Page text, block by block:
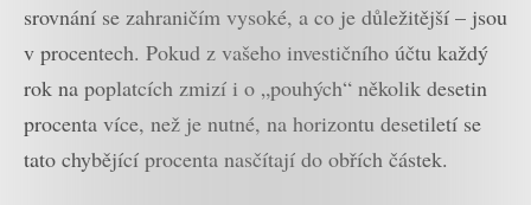
srovnání se zahraničím vysoké, a co je důležitější – jsou
v procentech. Pokud z vašeho investičního účtu každý
rok na poplatcích zmizí i o „pouhých“ několik desetin
procenta více, než je nutné, na horizontu desetiletí se
tato chybějící procenta nasčítají do obřích částek.